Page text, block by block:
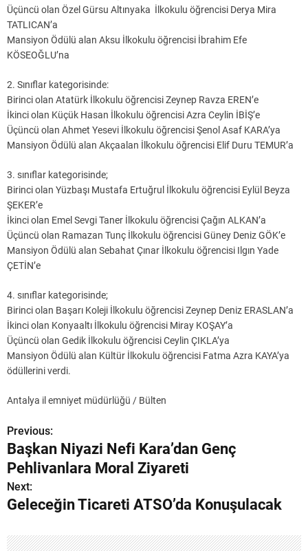
Üçüncü olan Özel Gürsu Altınyaka İlkokulu öğrencisi Derya Mira
TATLICAN’a
Mansiyon Ödülü alan Aksu İlkokulu öğrencisi İbrahim Efe
KÖSEOĞLU’na
2. Sınıflar kategorisinde:
Birinci olan Atatürk İlkokulu öğrencisi Zeynep Ravza EREN’e
İkinci olan Küçük Hasan İlkokulu öğrencisi Azra Ceylin İBİŞ’e
Üçüncü olan Ahmet Yesevi İlkokulu öğrencisi Şenol Asaf KARA’ya
Mansiyon Ödülü alan Akçaalan İlkokulu öğrencisi Elif Duru TEMUR’a
3. sınıflar kategorisinde;
Birinci olan Yüzbaşı Mustafa Ertuğrul İlkokulu öğrencisi Eylül Beyza
ŞEKER’e
İkinci olan Emel Sevgi Taner İlkokulu öğrencisi Çağın ALKAN’a
Üçüncü olan Ramazan Tunç İlkokulu öğrencisi Güney Deniz GÖK’e
Mansiyon Ödülü alan Sebahat Çınar İlkokulu öğrencisi Ilgın Yade
ÇETİN’e
4. sınıflar kategorisinde;
Birinci olan Başarı Koleji İlkokulu öğrencisi Zeynep Deniz ERASLAN’a
İkinci olan Konyaaltı İlkokulu öğrencisi Miray KOŞAY’a
Üçüncü olan Gedik İlkokulu öğrencisi Ceylin ÇIKLA’ya
Mansiyon Ödülü alan Kültür İlkokulu öğrencisi Fatma Azra KAYA’ya
ödüllerini verdi.
Antalya il emniyet müdürlüğü / Bülten
Y
a
z
ı
g
Previous:
Başkan Niyazi Nefi Kara’dan Genç
Pehlivanlara Moral Ziyareti
Next:
Geleceğin Ticareti ATSO’da Konuşulacak